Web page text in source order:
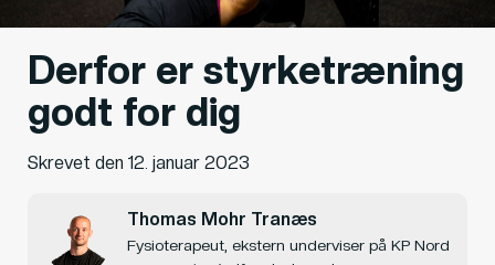
Derfor er styrketræning
godt for dig
Skrevet den 12. januar 2023
Thomas Mohr Tranæs
Fysioterapeut, ekstern underviser på KP Nord